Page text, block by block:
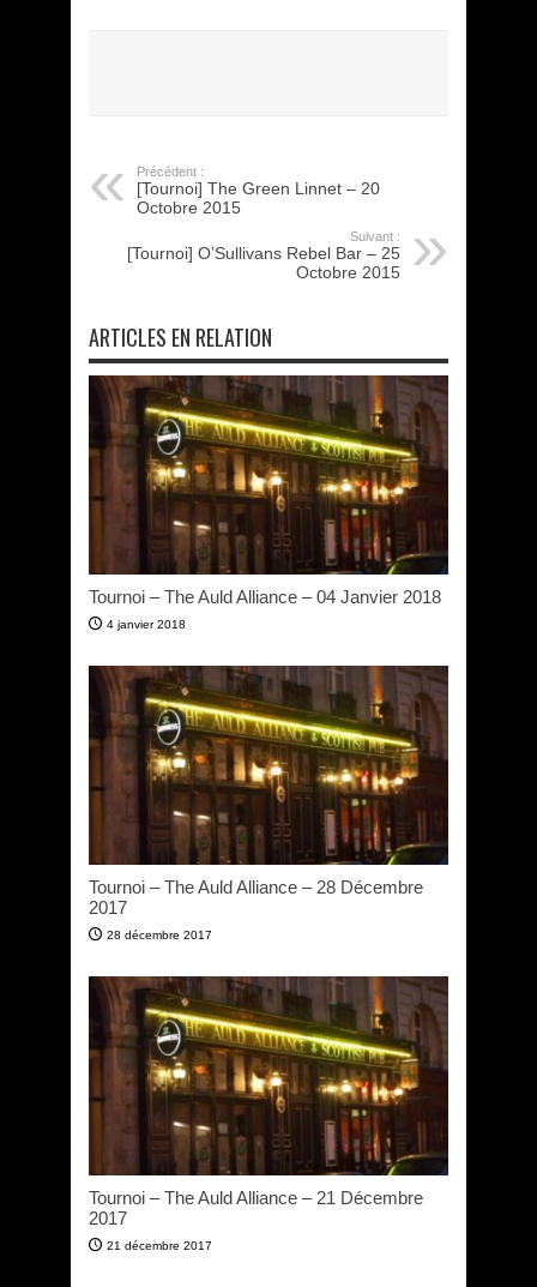
Précédent :
[Tournoi] The Green Linnet – 20
Octobre 2015
Suivant :
[Tournoi] O’Sullivans Rebel Bar – 25
Octobre 2015
ARTICLES EN RELATION
Tournoi – The Auld Alliance – 04 Janvier 2018
4 janvier 2018
Tournoi – The Auld Alliance – 28 Décembre
2017
28 décembre 2017
Tournoi – The Auld Alliance – 21 Décembre
2017
21 décembre 2017